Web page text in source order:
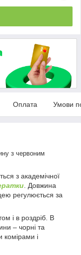
Оплата Умови
з червоним
з академічної
. Довжина
регулюється за
і в роздріб. В
– чорні та
комірами і